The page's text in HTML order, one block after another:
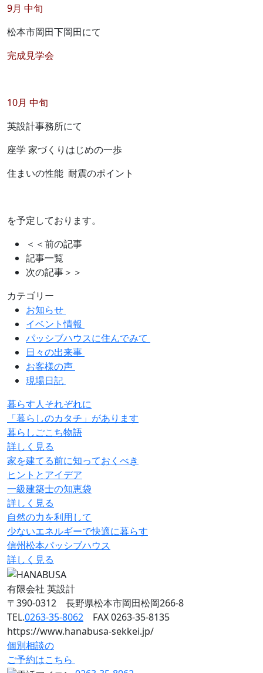
9月 中旬
松本市岡田下岡田にて
完成見学会
10月 中旬
英設計事務所にて
座学 家づくりはじめの一歩
住まいの性能 耐震のポイント
を予定しております。
＜＜前の記事
記事一覧
次の記事＞＞
カテゴリー
お知らせ
イベント情報
パッシブハウスに住んでみて
日々の出来事
お客様の声
現場日記
暮らす人それぞれに
「暮らしのカタチ」があります
暮らしごこち物語
詳しく見る
家を建てる前に知っておくべき
ヒントとアイデア
一級建築士の知恵袋
詳しく見る
自然の力を利用して
少ないエネルギーで快適に暮らす
信州松本パッシブハウス
詳しく見る
有限会社 英設計
〒390-0312 長野県松本市岡田松岡266-8
TEL.0263-35-8062 FAX 0263-35-8135
https://www.hanabusa-sekkei.jp/
個別相談の
ご予約はこちら